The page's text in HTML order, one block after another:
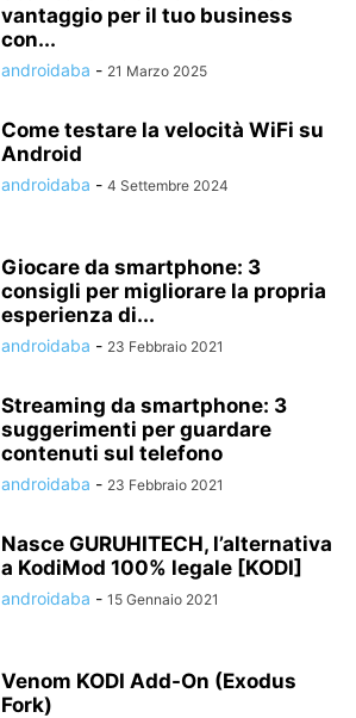
vantaggio per il tuo business
con...
androidaba - 21 Marzo 2025
Come testare la velocità WiFi su
Android
androidaba - 4 Settembre 2024
Giocare da smartphone: 3
consigli per migliorare la propria
esperienza di...
androidaba - 23 Febbraio 2021
Streaming da smartphone: 3
suggerimenti per guardare
contenuti sul telefono
androidaba - 23 Febbraio 2021
Nasce GURUHITECH, l’alternativa
a KodiMod 100% legale [KODI]
androidaba - 15 Gennaio 2021
Venom KODI Add-On (Exodus
Fork)